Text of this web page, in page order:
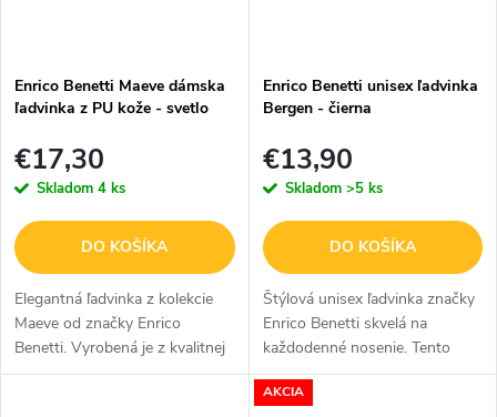
Enrico Benetti Maeve dámska
ľadvinka z PU kože - svetlo
€17,30
Skladom 4 ks
DO KOŠÍKA
Elegantná ľadvinka z kolekcie
Maeve od značky Enrico
Benetti. Vyrobená je z kvalitnej
PU kože a má dostatok
Enrico Benetti unisex ľadvinka
Bergen - čierna
€13,90
Skladom >5 ks
DO KOŠÍKA
Štýlová unisex ľadvinka značky
Enrico Benetti skvelá na
každodenné nosenie. Tento
praktický módny doplnok
ponúka dostatok priestoru pre
AKCIA